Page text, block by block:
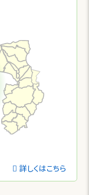
詳しくはこちら